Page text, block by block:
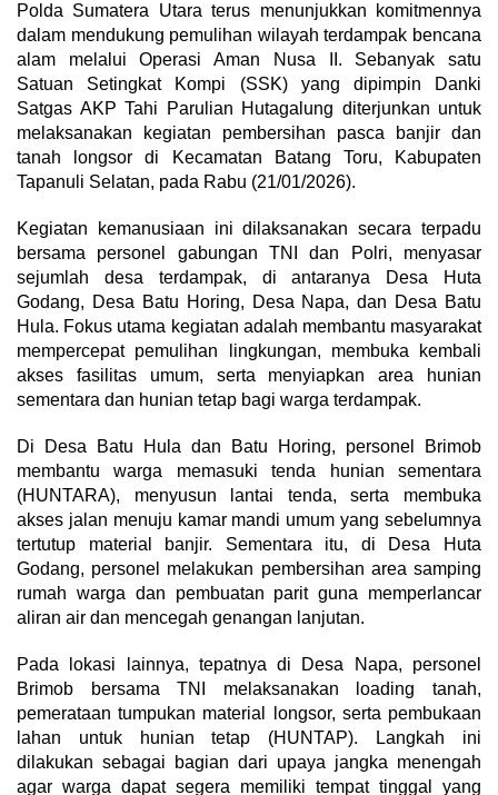
Polda Sumatera Utara terus menunjukkan komitmennya
dalam mendukung pemulihan wilayah terdampak bencana
alam melalui Operasi Aman Nusa II. Sebanyak satu
Satuan Setingkat Kompi (SSK) yang dipimpin Danki
Satgas AKP Tahi Parulian Hutagalung diterjunkan untuk
melaksanakan kegiatan pembersihan pasca banjir dan
tanah longsor di Kecamatan Batang Toru, Kabupaten
Tapanuli Selatan, pada Rabu (21/01/2026).
Kegiatan kemanusiaan ini dilaksanakan secara terpadu
bersama personel gabungan TNI dan Polri, menyasar
sejumlah desa terdampak, di antaranya Desa Huta
Godang, Desa Batu Horing, Desa Napa, dan Desa Batu
Hula. Fokus utama kegiatan adalah membantu masyarakat
mempercepat pemulihan lingkungan, membuka kembali
akses fasilitas umum, serta menyiapkan area hunian
sementara dan hunian tetap bagi warga terdampak.
Di Desa Batu Hula dan Batu Horing, personel Brimob
membantu warga memasuki tenda hunian sementara
(HUNTARA), menyusun lantai tenda, serta membuka
akses jalan menuju kamar mandi umum yang sebelumnya
tertutup material banjir. Sementara itu, di Desa Huta
Godang, personel melakukan pembersihan area samping
rumah warga dan pembuatan parit guna memperlancar
aliran air dan mencegah genangan lanjutan.
Pada lokasi lainnya, tepatnya di Desa Napa, personel
Brimob bersama TNI melaksanakan loading tanah,
pemerataan tumpukan material longsor, serta pembukaan
lahan untuk hunian tetap (HUNTAP). Langkah ini
dilakukan sebagai bagian dari upaya jangka menengah
agar warga dapat segera memiliki tempat tinggal yang